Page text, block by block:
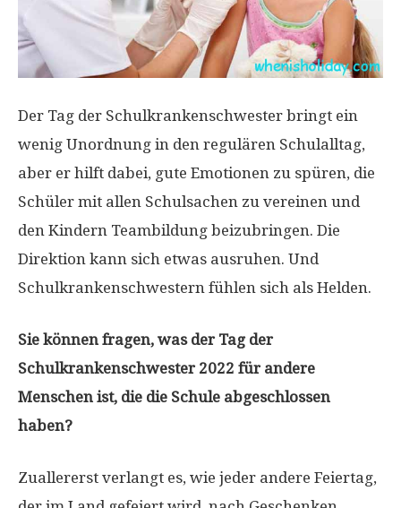
Der Tag der Schulkrankenschwester bringt ein
wenig Unordnung in den regulären Schulalltag,
aber er hilft dabei, gute Emotionen zu spüren, die
Schüler mit allen Schulsachen zu vereinen und
den Kindern Teambildung beizubringen. Die
Direktion kann sich etwas ausruhen. Und
Schulkrankenschwestern fühlen sich als Helden.
Sie können fragen, was der Tag der
Schulkrankenschwester 2022 für andere
Menschen ist, die die Schule abgeschlossen
haben?
Zuallererst verlangt es, wie jeder andere Feiertag,